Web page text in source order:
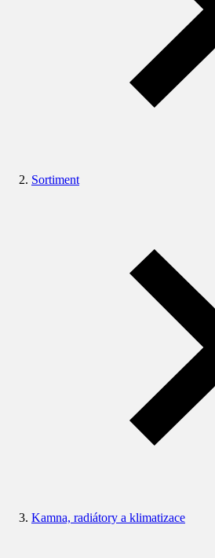
Sortiment
Kamna, radiátory a klimatizace